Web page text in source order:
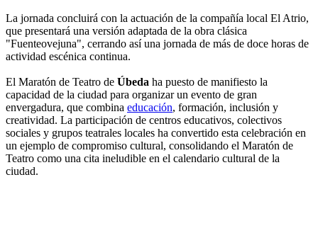
La jornada concluirá con la actuación de la compañía local El Atrio,
que presentará una versión adaptada de la obra clásica
"Fuenteovejuna", cerrando así una jornada de más de doce horas de
actividad escénica continua.
El Maratón de Teatro de Úbeda ha puesto de manifiesto la
capacidad de la ciudad para organizar un evento de gran
envergadura, que combina educación, formación, inclusión y
creatividad. La participación de centros educativos, colectivos
sociales y grupos teatrales locales ha convertido esta celebración en
un ejemplo de compromiso cultural, consolidando el Maratón de
Teatro como una cita ineludible en el calendario cultural de la
ciudad.